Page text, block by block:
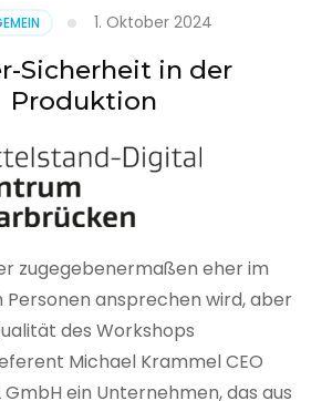
seinen
Lagebericht
zur
in
Deutschland
1. Oktober 2024
Sicherheit in der
Produktion
zugegebenermaßen eher im
Personen ansprechen wird, aber
des Workshops
Michael Krammel CEO
GmbH ein Unternehmen, das aus